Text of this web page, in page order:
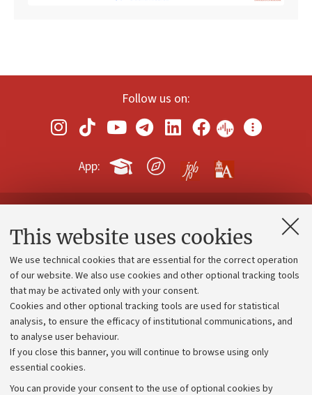
This website uses cookies
We use technical cookies that are essential for the correct operation
of our website. We also use cookies and other optional tracking tools
that may be activated only with your consent.
Cookies and other optional tracking tools are used for statistical
analysis, to ensure the efficacy of institutional communications, and
to analyse user behaviour.
If you close this banner, you will continue to browse using only
essential cookies.
You can provide your consent to the use of optional cookies by
Follow us on:
App:
Contacts and certified e-mail (PEC)
Administrative divisions
Work with us
Alumni community
Strategic plan
University budgets
Calls and competitions